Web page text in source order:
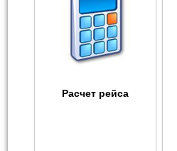
Расчет рейса